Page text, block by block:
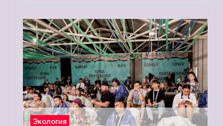
Экология